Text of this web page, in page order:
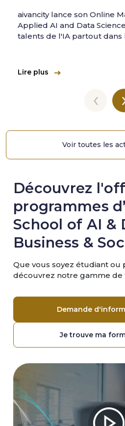
aivancity lance son Online
Applied AI and Data
talents de l'IA partout dans
Lire plus
‹
Voir toutes les
Découvrez
programmes
School of AI &
Business &
Que vous soyez étudiant ou
découvrez notre gamme de
Demande
Je trouve ma
Image